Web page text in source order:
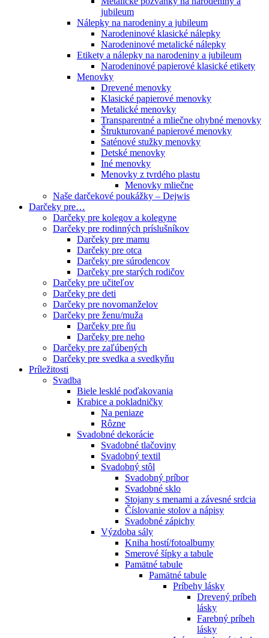
jubileum
Nálepky na narodeniny a jubileum
Narodeninové klasické nálepky
Narodeninové metalické nálepky
Etikety a nálepky na narodeniny a jubileum
Narodeninové papierové klasické etikety
Menovky
Drevené menovky
Klasické papierové menovky
Metalické menovky
Transparentné a mliečne ohybné menovky
Štrukturované papierové menovky
Saténové stužky menovky
Detské menovky
Iné menovky
Menovky z tvrdého plastu
Menovky mliečne
Naše darčekové poukážky – Dejwis
Darčeky pre…
Darčeky pre kolegov a kolegyne
Darčeky pre rodinných príslušníkov
Darčeky pre mamu
Darčeky pre otca
Darčeky pre súrodencov
Darčeky pre starých rodičov
Darčeky pre učiteľov
Darčeky pre deti
Darčeky pre novomanželov
Darčeky pre ženu/muža
Darčeky pre ňu
Darčeky pre neho
Darčeky pre zaľúbených
Darčeky pre svedka a svedkyňu
Príležitosti
Svadba
Biele lesklé poďakovania
Krabice a pokladničky
Na peniaze
Rôzne
Svadobné dekorácie
Svadobné tlačoviny
Svadobný textil
Svadobný stôl
Svadobný príbor
Svadobné sklo
Stojany s menami a závesné srdcia
Číslovanie stolov a nápisy
Svadobné zápichy
Výzdoba sály
Kniha hostí/fotoalbumy
Smerové šípky a tabule
Pamätné tabule
Pamätné tabule
Príbehy lásky
Drevený príbeh
lásky
Farebný príbeh
lásky